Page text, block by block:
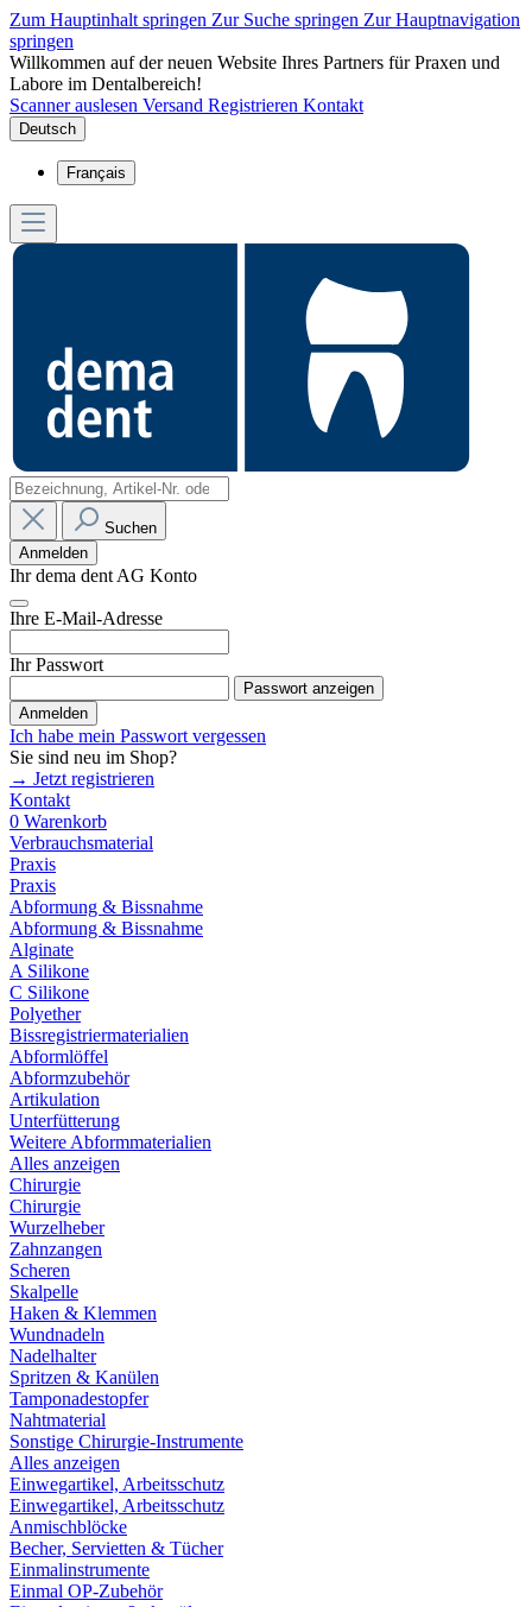
Zum Hauptinhalt springen Zur Suche springen Zur Hauptnavigation
springen
Willkommen auf der neuen Website Ihres Partners für Praxen und
Labore im Dentalbereich!
Scanner auslesen Versand Registrieren Kontakt
Deutsch
Français
Suchen
Anmelden
Ihr dema dent AG Konto
Ihre E-Mail-Adresse
Ihr Passwort
Passwort anzeigen
Anmelden
Ich habe mein Passwort vergessen
Sie sind neu im Shop?
→ Jetzt registrieren
Kontakt
0 Warenkorb
Verbrauchsmaterial
Praxis
Praxis
Abformung & Bissnahme
Abformung & Bissnahme
Alginate
A Silikone
C Silikone
Polyether
Bissregistriermaterialien
Abformlöffel
Abformzubehör
Artikulation
Unterfütterung
Weitere Abformmaterialien
Alles anzeigen
Chirurgie
Chirurgie
Wurzelheber
Zahnzangen
Scheren
Skalpelle
Haken & Klemmen
Wundnadeln
Nadelhalter
Spritzen & Kanülen
Tamponadestopfer
Nahtmaterial
Sonstige Chirurgie-Instrumente
Alles anzeigen
Einwegartikel, Arbeitsschutz
Einwegartikel, Arbeitsschutz
Anmischblöcke
Becher, Servietten & Tücher
Einmalinstrumente
Einmal OP-Zubehör